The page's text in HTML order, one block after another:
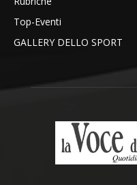
Top-Eventi
GALLERY DELLO SPORT